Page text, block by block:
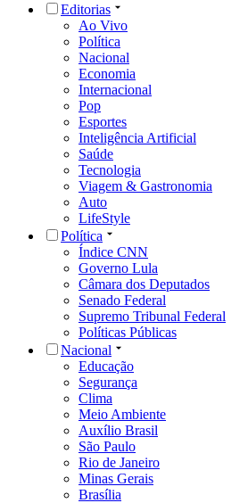
Editorias
Ao Vivo
Política
Nacional
Economia
Internacional
Pop
Esportes
Inteligência Artificial
Saúde
Tecnologia
Viagem & Gastronomia
Auto
LifeStyle
Política
Índice CNN
Governo Lula
Câmara dos Deputados
Senado Federal
Supremo Tribunal Federal
Políticas Públicas
Nacional
Educação
Segurança
Clima
Meio Ambiente
Auxílio Brasil
São Paulo
Rio de Janeiro
Minas Gerais
Brasília